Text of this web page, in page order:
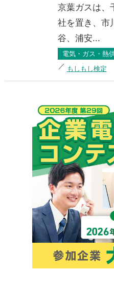
京葉ガスは、
社を置き、市
谷、浦安...
電気・ガス・熱
もしもし検定